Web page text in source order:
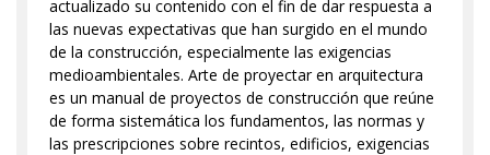
actualizado su contenido con el fin de dar respuesta a
las nuevas expectativas que han surgido en el mundo
de la construcción, especialmente las exigencias
medioambientales. Arte de proyectar en arquitectura
es un manual de proyectos de construcción que reúne
de forma sistemática los fundamentos, las normas y
las prescripciones sobre recintos, edificios, exigencias